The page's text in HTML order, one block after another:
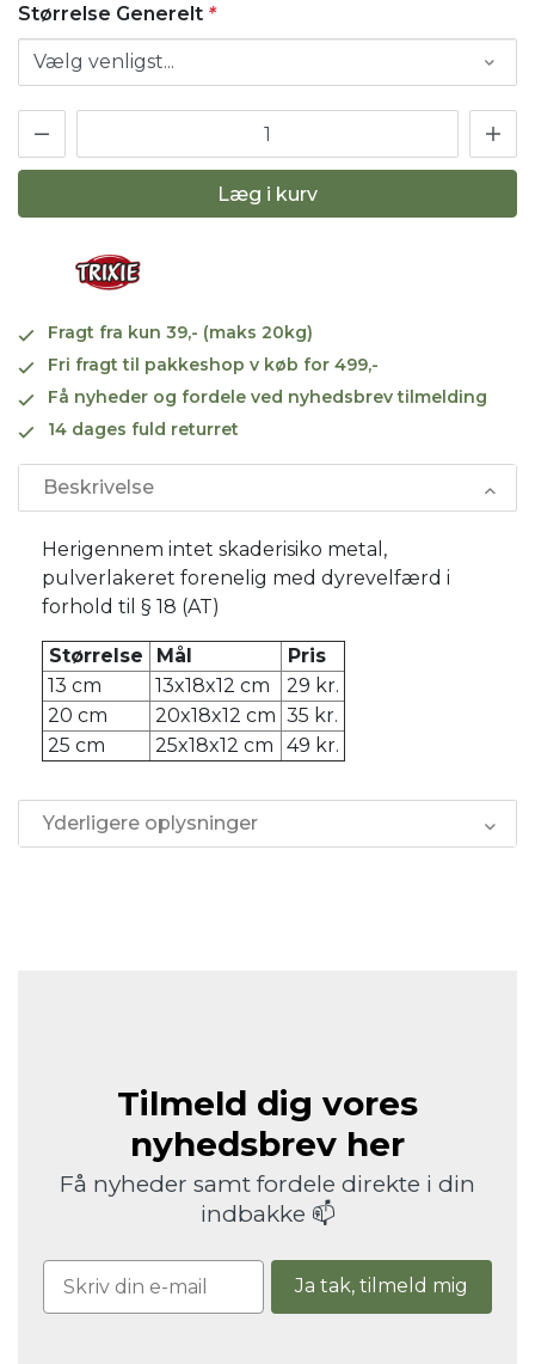
Størrelse Generelt *
Læg i kurv
Fragt fra kun 39,- (maks 20kg)
Fri fragt til pakkeshop v køb for 499,-
Få nyheder og fordele ved nyhedsbrev tilmelding
14 dages fuld returret
Beskrivelse
Herigennem intet skaderisiko metal,
pulverlakeret forenelig med dyrevelfærd i
forhold til § 18 (AT)
Størrelse Mål
Pris
13 cm
13x18x12 cm
29 kr.
20 cm
20x18x12 cm 35 kr.
25 cm
25x18x12 cm 49 kr.
Yderligere oplysninger
Tilmeld dig vores
nyhedsbrev her
Få nyheder samt fordele direkte i din
indbakke 📫
Ja tak, tilmeld mig